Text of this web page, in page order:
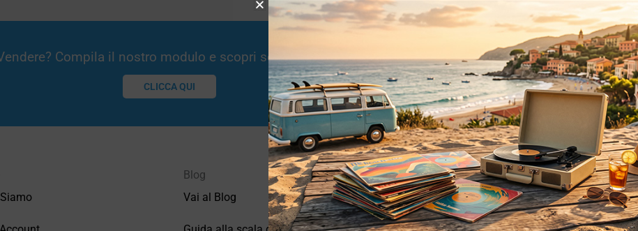
Compila il nostro modulo e scopri se potremmo essere interessati!
CLICCA QUI
Blog
Vai al Blog
Privacy
Privacy Policy